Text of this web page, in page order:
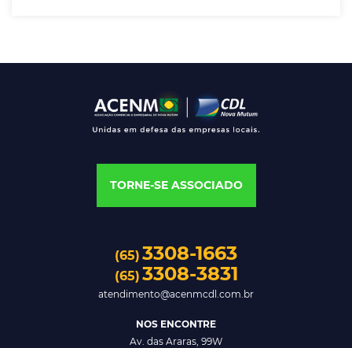
TORNE-SE ASSOCIADO
(65) 3308-1663
(65) 3308-3831
atendimento@acenmcdl.com.br
NOS ENCONTRE
Av. das Araras, 99W